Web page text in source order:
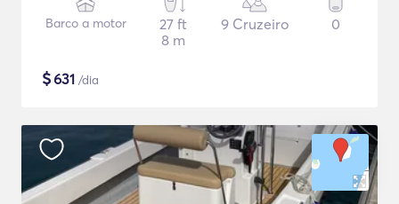
Barco a motor
27 ft
8 m
9 Cruzeiro 0
$631 /dia